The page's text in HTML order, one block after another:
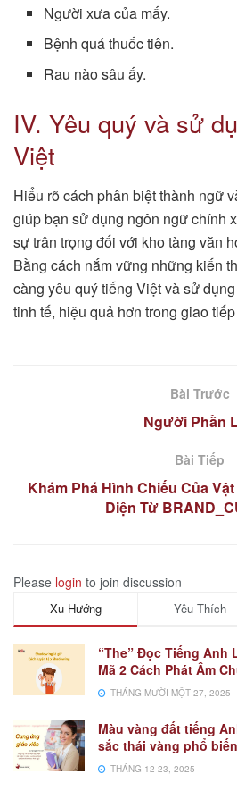
Người xưa của mấy.
Bệnh quá thuốc tiên.
Rau nào sâu ấy.
IV. Yêu quý và sử
Việt
Hiểu rõ cách phân biệt thành ngữ
giúp bạn sử dụng ngôn ngữ chính
sự trân trọng đối với kho tàng văn
Bằng cách nắm vững những kiến
càng yêu quý tiếng Việt và sử
tinh tế, hiệu quả hơn trong giao
Bài Trước
Người Phần
Bài Tiếp
Khám Phá Hình Chiếu Của
Diện Từ
Please login to join discussion
Xu Hướng Yêu Thích
“The” Đọc Tiếng Anh
Mã 2 Cách Phát Âm
THÁNG MƯỜI MỘT 27, 2025
Màu vàng đất tiếng
sắc thái vàng phổ biến
THÁNG 12 23, 2025